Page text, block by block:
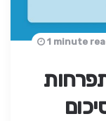
1 minute